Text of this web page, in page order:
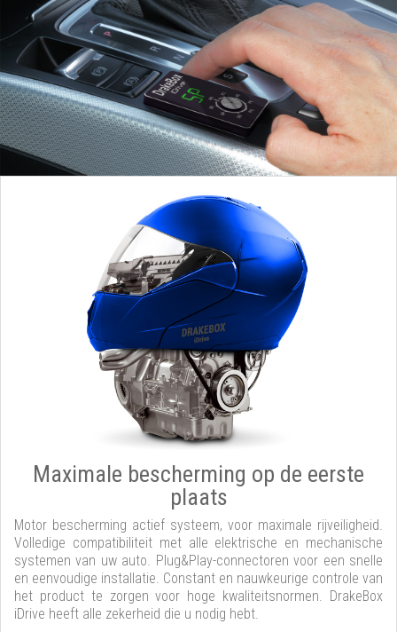
Maximale bescherming op de eerste
plaats
Motor bescherming actief systeem, voor maximale rijveiligheid.
Volledige compatibiliteit met alle elektrische en mechanische
systemen van uw auto. Plug&Play-connectoren voor een snelle
en eenvoudige installatie. Constant en nauwkeurige controle van
het product te zorgen voor hoge kwaliteitsnormen. DrakeBox
iDrive heeft alle zekerheid die u nodig hebt.